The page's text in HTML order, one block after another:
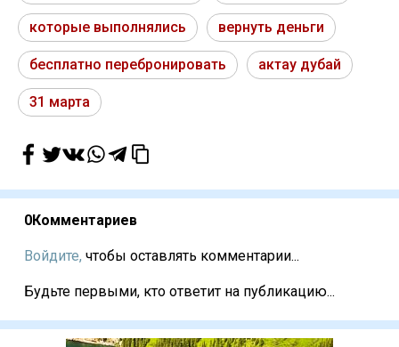
которые выполнялись вернуть деньги
бесплатно перебронировать актау дубай
31 марта
0Комментариев
Войдите, чтобы оставлять комментарии...
Будьте первыми, кто ответит на публикацию...